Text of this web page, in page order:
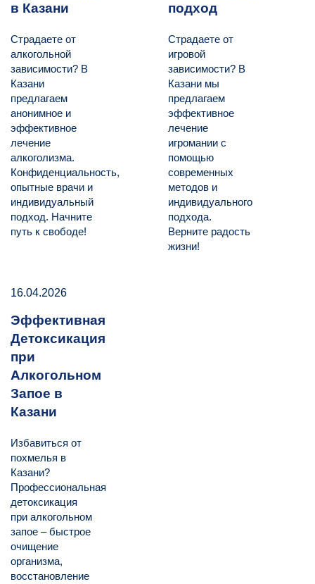
в Казани
Страдаете от
алкогольной
зависимости? В
Казани
предлагаем
анонимное и
эффективное
лечение
алкоголизма.
Конфиденциальность,
опытные врачи и
индивидуальный
подход. Начните
путь к свободе!
подход
Страдаете от
игровой
зависимости? В
Казани мы
предлагаем
эффективное
лечение
игромании с
помощью
современных
методов и
индивидуального
подхода.
Верните радость
жизни!
16.04.2026
Эффективная
Детоксикация
при
Алкогольном
Запое в
Казани
Избавиться от
похмелья в
Казани?
Профессиональная
детоксикация
при алкогольном
запое – быстрое
очищение
организма,
восстановление